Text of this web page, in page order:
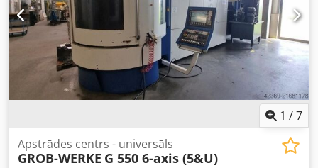
Agysa T veida rievas 7 x 14 x 63 mm Instrumentu vietu
skaits 30 Maks. instrumenta svars 6 kg Ātrgaitas režīms 24
m/min Padeves spēks 4,5 kN Padeves ātrums 1–24 000
mm/min Kopējā jaudas patēriņš 26 kVA Mašīnas svars
apmēram 4,5 t Nepieciešamā platība apmēram 4,5 x 3,5 x
2,3 m Skrāpstu transportieris Rokas ritenis Mērīšanas
zonde Dzesēšanas šķidruma pistole Pieejama nekavējoties
1 /7
Apstrādes centrs - universāls
GROB-WERKE G 550 6-axis (5&U)